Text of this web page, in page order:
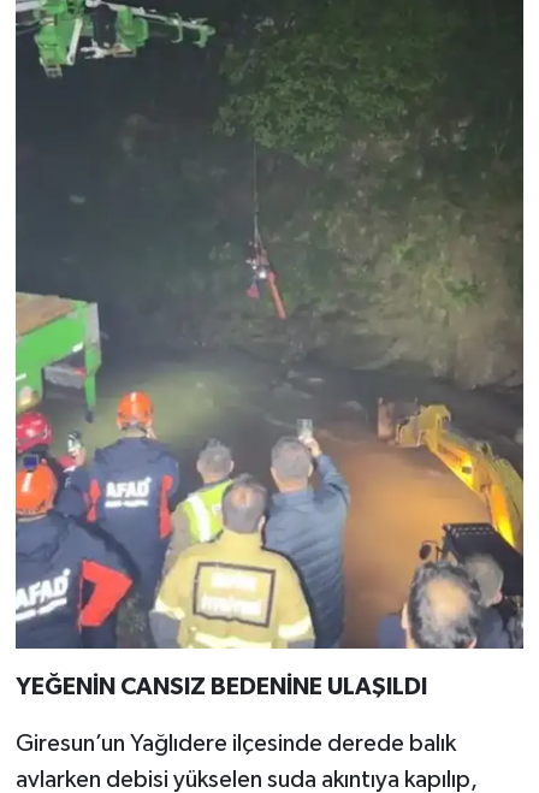
YEĞENİN CANSIZ BEDENİNE ULAŞILDI
Giresun’un Yağlıdere ilçesinde derede balık
avlarken debisi yükselen suda akıntıya kapılıp,